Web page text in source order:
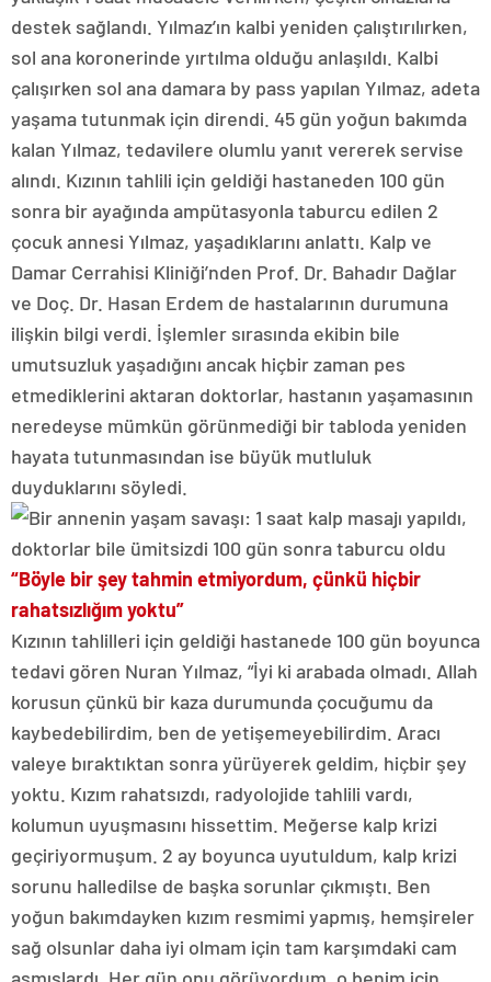
destek sağlandı. Yılmaz’ın kalbi yeniden çalıştırılırken,
sol ana koronerinde yırtılma olduğu anlaşıldı. Kalbi
çalışırken sol ana damara by pass yapılan Yılmaz, adeta
yaşama tutunmak için direndi. 45 gün yoğun bakımda
kalan Yılmaz, tedavilere olumlu yanıt vererek servise
alındı. Kızının tahlili için geldiği hastaneden 100 gün
sonra bir ayağında ampütasyonla taburcu edilen 2
çocuk annesi Yılmaz, yaşadıklarını anlattı. Kalp ve
Damar Cerrahisi Kliniği’nden Prof. Dr. Bahadır Dağlar
ve Doç. Dr. Hasan Erdem de hastalarının durumuna
ilişkin bilgi verdi. İşlemler sırasında ekibin bile
umutsuzluk yaşadığını ancak hiçbir zaman pes
etmediklerini aktaran doktorlar, hastanın yaşamasının
neredeyse mümkün görünmediği bir tabloda yeniden
hayata tutunmasından ise büyük mutluluk
duyduklarını söyledi.
“Böyle bir şey tahmin etmiyordum, çünkü hiçbir
rahatsızlığım yoktu”
Kızının tahlilleri için geldiği hastanede 100 gün boyunca
tedavi gören Nuran Yılmaz, “İyi ki arabada olmadı. Allah
korusun çünkü bir kaza durumunda çocuğumu da
kaybedebilirdim, ben de yetişemeyebilirdim. Aracı
valeye bıraktıktan sonra yürüyerek geldim, hiçbir şey
yoktu. Kızım rahatsızdı, radyolojide tahlili vardı,
kolumun uyuşmasını hissettim. Meğerse kalp krizi
geçiriyormuşum. 2 ay boyunca uyutuldum, kalp krizi
sorunu halledilse de başka sorunlar çıkmıştı. Ben
yoğun bakımdayken kızım resmimi yapmış, hemşireler
sağ olsunlar daha iyi olmam için tam karşımdaki cam